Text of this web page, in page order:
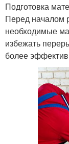
Подготовка
Перед началом
необходимые
избежать
более